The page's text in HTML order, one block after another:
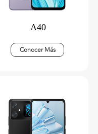
A40
Conocer Más